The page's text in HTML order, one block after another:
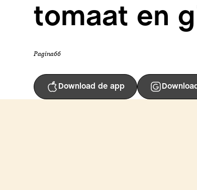
tomaat en
Pagina66
Download de app